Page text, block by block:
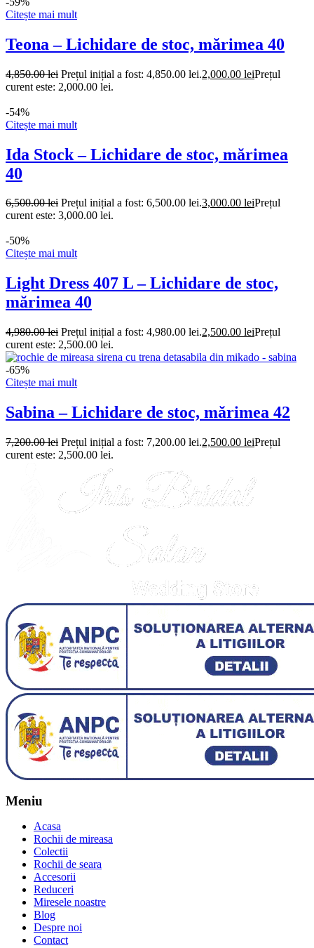
Citește mai mult
Teona – Lichidare de stoc, mărimea 40
4,850.00lei Prețul inițial a fost: 4,850.00 lei.2,000.00 leiPrețul
curent este: 2,000.00 lei.
-54%
Citește mai mult
Ida Stock – Lichidare de stoc, mărimea
40
6,500.00lei Prețul inițial a fost: 6,500.00 lei.3,000.00 leiPrețul
curent este: 3,000.00 lei.
-50%
Citește mai mult
Light Dress 407 L – Lichidare de stoc,
mărimea 40
4,980.00lei Prețul inițial a fost: 4,980.00 lei.2,500.00 leiPrețul
curent este: 2,500.00 lei.
-65%
Citește mai mult
Sabina – Lichidare de stoc, mărimea 42
7,200.00lei Prețul inițial a fost: 7,200.00 lei.2,500.00 leiPrețul
curent este: 2,500.00 lei.
Meniu
Acasa
Rochii de mireasa
Colectii
Rochii de seara
Accesorii
Reduceri
Miresele noastre
Blog
Despre noi
Contact